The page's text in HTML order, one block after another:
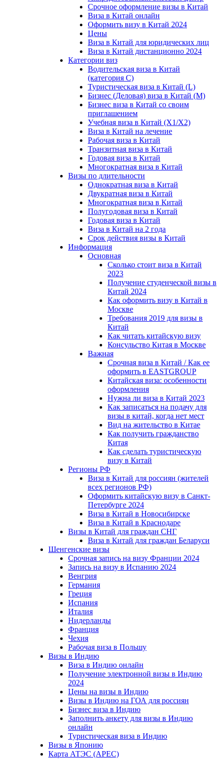
Срочное оформление визы в Китай
Виза в Китай онлайн
Оформить визу в Китай 2024
Цены
Виза в Китай для юридических лиц
Виза в Китай дистанционно 2024
Категории виз
Водительская виза в Китай
(категория С)
Туристическая виза в Китай (L)
Бизнес (Деловая) виза в Китай (M)
Бизнес виза в Китай со своим
приглашением
Учебная виза в Китай (X1/X2)
Виза в Китай на лечение
Рабочая виза в Китай
Транзитная виза в Китай
Годовая виза в Китай
Многократная виза в Китай
Визы по длительности
Однократная виза в Китай
Двукратная виза в Китай
Многократная виза в Китай
Полугодовая виза в Китай
Годовая виза в Китай
Виза в Китай на 2 года
Срок действия визы в Китай
Информация
Основная
Сколько стоит виза в Китай
2023
Получение студенческой визы в
Китай 2024
Как оформить визу в Китай в
Москве
Требования 2019 для визы в
Китай
Как читать китайскую визу
Консульство Китая в Москве
Важная
Срочная виза в Китай / Как ее
оформить в EASTGROUP
Китайская виза: особенности
оформления
Нужна ли виза в Китай 2023
Как записаться на подачу для
визы в китай, когда нет мест
Вид на жительство в Китае
Как получить гражданство
Китая
Как сделать туристическую
визу в Китай
Регионы РФ
Виза в Китай для россиян (жителей
всех регионов РФ)
Оформить китайскую визу в Санкт-
Петербурге 2024
Виза в Китай в Новосибирске
Виза в Китай в Краснодаре
Визы в Китай для граждан СНГ
Виза в Китай для граждан Беларуси
Шенгенские визы
Срочная запись на визу Франции 2024
Запись на визу в Испанию 2024
Венгрия
Германия
Греция
Испания
Италия
Нидерланды
Франция
Чехия
Рабочая виза в Польшу
Визы в Индию
Виза в Индию онлайн
Получение электронной визы в Индию
2024
Цены на визы в Индию
Визы в Индию на ГОА для россиян
Бизнес виза в Индию
Заполнить анкету для визы в Индию
онлайн
Туристическая виза в Индию
Визы в Японию
Карта АТЭС (APEC)